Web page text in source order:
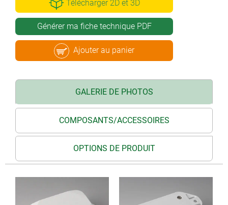
Télécharger 2D et 3D
Générer ma fiche technique PDF
Ajouter au panier
GALERIE DE PHOTOS
COMPOSANTS/ACCESSOIRES
OPTIONS DE PRODUIT